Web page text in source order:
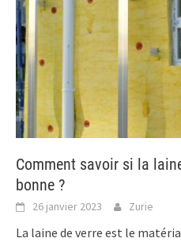
Comment savoir si la
bonne ?
26 janvier 2023 Zurie
La laine de verre est le